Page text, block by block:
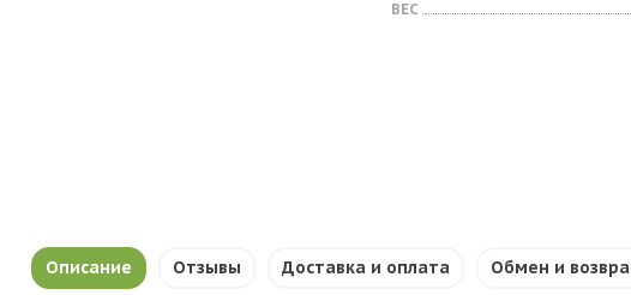
ВЕС
Описание Отзывы Доставка и оплата Обмен и